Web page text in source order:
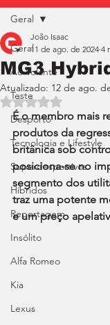
Geral
Ao Volante
Teste
Desporto
Tecnologia e Lifestyle
Superdesportivos
Híbridos
Reportagem
Insólito
Alfa Romeo
Kia
Lexus
Geral
MG3
João Isaac
11 de ago. de 2024 4
Atualizado: 12 de ago.
Avaliado com NaN
É o membro mais
produtos da
britânica sob
posiciona-se no
segmento dos
traz uma potente
e um preço